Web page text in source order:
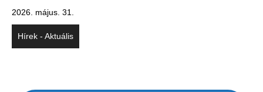
2026. május. 31.
Hírek - Aktuális